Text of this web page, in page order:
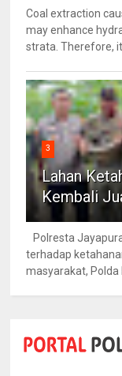
Coal extraction
may enhance
strata. Therefore, it
3
Lahan
Kembali
Polresta
terhadap
masyarakat,